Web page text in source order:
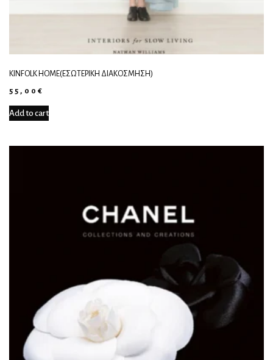
KINFOLK HOME(ΕΣΩΤΕΡΙΚΉ ΔΙΑΚΌΣΜΗΣΗ)
55,00 €
Add to cart